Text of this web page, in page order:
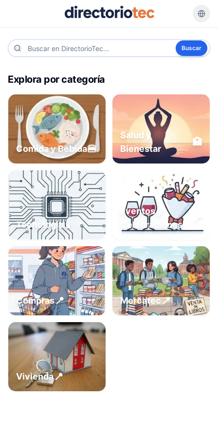
Buscar
Explora por categoría
Comida y Bebida🍔
Salud y
Bienestar
🏥
Tecnología📱
Eventos y
Celebraciones
Compras📍 Mercatec📍
Vivienda📍